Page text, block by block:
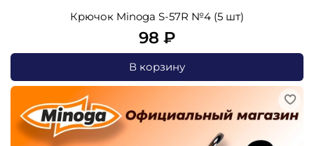
Крючок Minoga S-57R №4 (5 шт)
98 ₽
В корзину